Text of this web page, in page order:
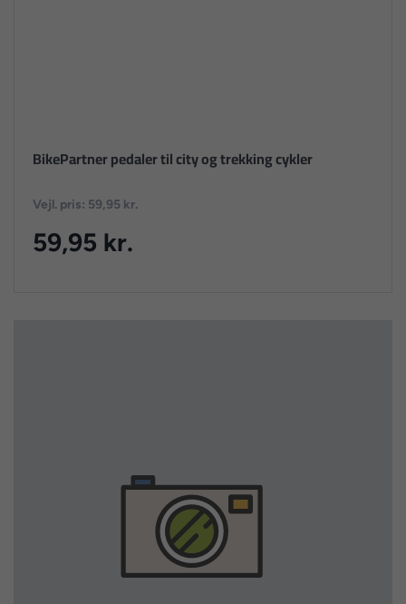
BikePartner pedaler til city og trekking cykler
Vejl. pris: 59,95 kr.
59,95 kr.